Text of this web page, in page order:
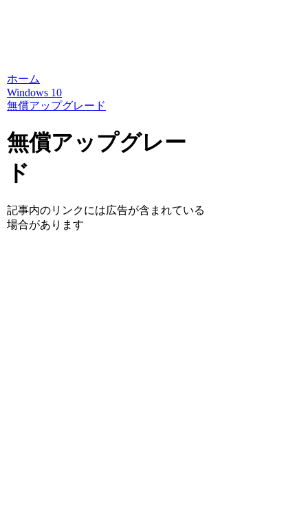
ホーム
Windows 10
無償アップグレード
無償アップグレー
ド
記事内のリンクには広告が含まれている
場合があります